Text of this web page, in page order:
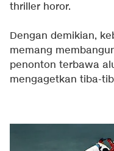
thriller horor.
Dengan demikian,
memang
penonton terbawa
mengagetkan tiba-